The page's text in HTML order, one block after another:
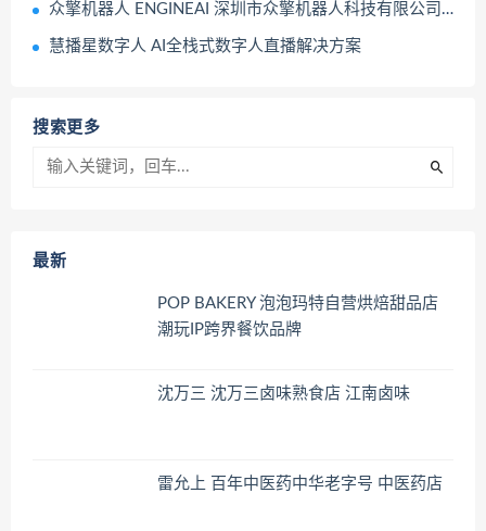
众擎机器人 ENGINEAI 深圳市众擎机器人科技有限公司 机器人品类
慧播星数字人 AI全栈式数字人直播解决方案
搜索更多
最新
POP BAKERY 泡泡玛特自营烘焙甜品店
潮玩IP跨界餐饮品牌
沈万三 沈万三卤味熟食店 江南卤味
雷允上 百年中医药中华老字号 中医药店